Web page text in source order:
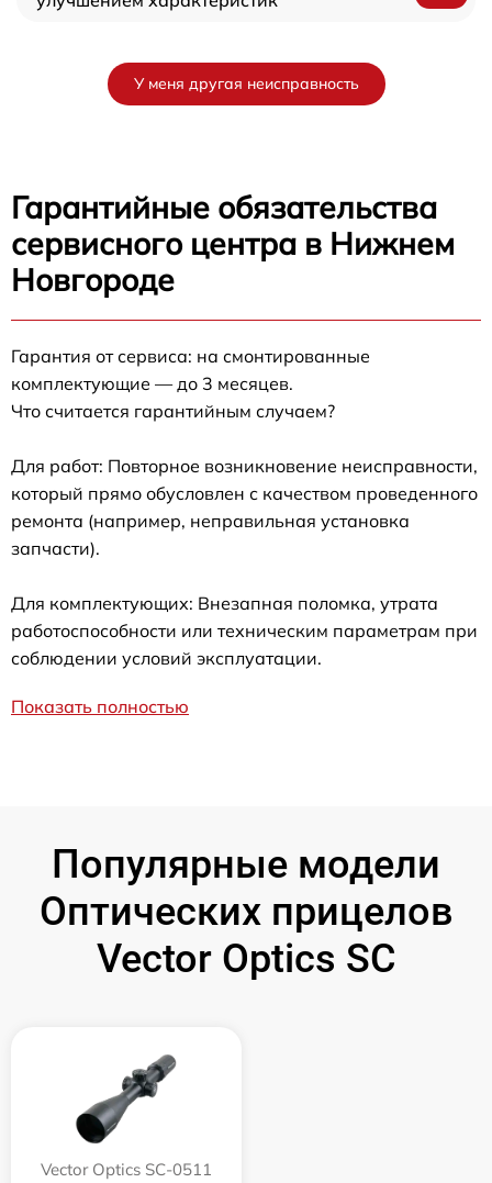
У меня другая неисправность
Гарантийные обязательства
сервисного центра в Нижнем
Новгороде
Гарантия от сервиса: на смонтированные
комплектующие — до 3 месяцев.
Что считается гарантийным случаем?
Для работ: Повторное возникновение неисправности,
который прямо обусловлен с качеством проведенного
ремонта (например, неправильная установка
запчасти).
Для комплектующих: Внезапная поломка, утрата
работоспособности или техническим параметрам при
соблюдении условий эксплуатации.
Показать полностью
Популярные модели
Оптических прицелов
Vector Optics SC
Vector Optics SC-0511